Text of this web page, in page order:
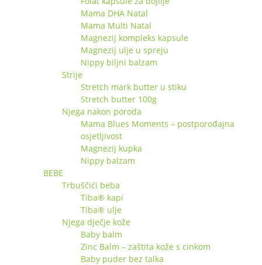
Mama DHA Natal
Mama Multi Natal
Magnezij kompleks kapsule
Magnezij ulje u spreju
Nippy biljni balzam
Strije
Stretch mark butter u stiku
Stretch butter 100g
Njega nakon poroda
Mama Blues Moments – postporođajna
osjetljivost
Magnezij kupka
Nippy balzam
BEBE
Trbuščići beba
Tiba® kapi
Tiba® ulje
Njega dječje kože
Baby balm
Zinc Balm – zaštita kože s cinkom
Baby puder bez talka